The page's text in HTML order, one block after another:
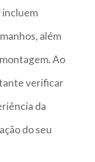
além
Ao
verificar
da
do seu